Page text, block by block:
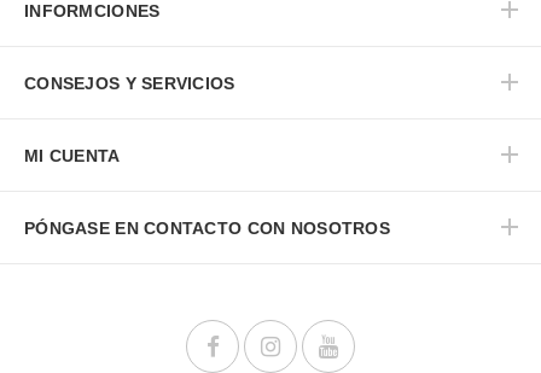
INFORMCIONES
CONSEJOS Y SERVICIOS
MI CUENTA
PÓNGASE EN CONTACTO CON NOSOTROS